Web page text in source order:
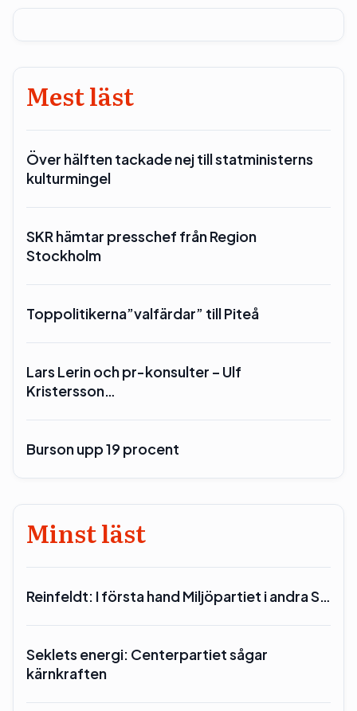
Mest läst
Över hälften tackade nej till statministerns
kulturmingel
SKR hämtar presschef från Region
Stockholm
Toppolitikerna”valfärdar” till Piteå
Lars Lerin och pr-konsulter – Ulf
Kristersson…
Burson upp 19 procent
Minst läst
Reinfeldt: I första hand Miljöpartiet i andra S…
Seklets energi: Centerpartiet sågar
kärnkraften